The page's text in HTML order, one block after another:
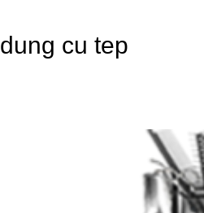
dung cu tep